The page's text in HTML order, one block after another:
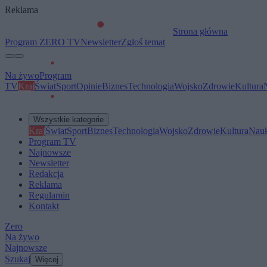
Reklama
Strona główna
Program ZERO TVNewsletterZgłoś temat
Na żywoProgram
TVKrajŚwiatSportOpinieBiznesTechnologiaWojskoZdrowieKultura
Wszystkie kategorie
KrajŚwiatSportBiznesTechnologiaWojskoZdrowieKultura
Program TV
Najnowsze
Newsletter
Redakcja
Reklama
Regulamin
Kontakt
Zero
Na żywo
Najnowsze
Szukaj Więcej